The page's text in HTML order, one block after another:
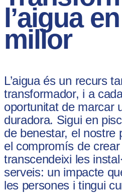
l’aigua
millor
L’aigua és un recurs
transformador, i a
oportunitat de marcar
duradora. Sigui en
de benestar, el nostre
el compromís de
transcendeixi les
serveis: un impacte
les persones i tingui